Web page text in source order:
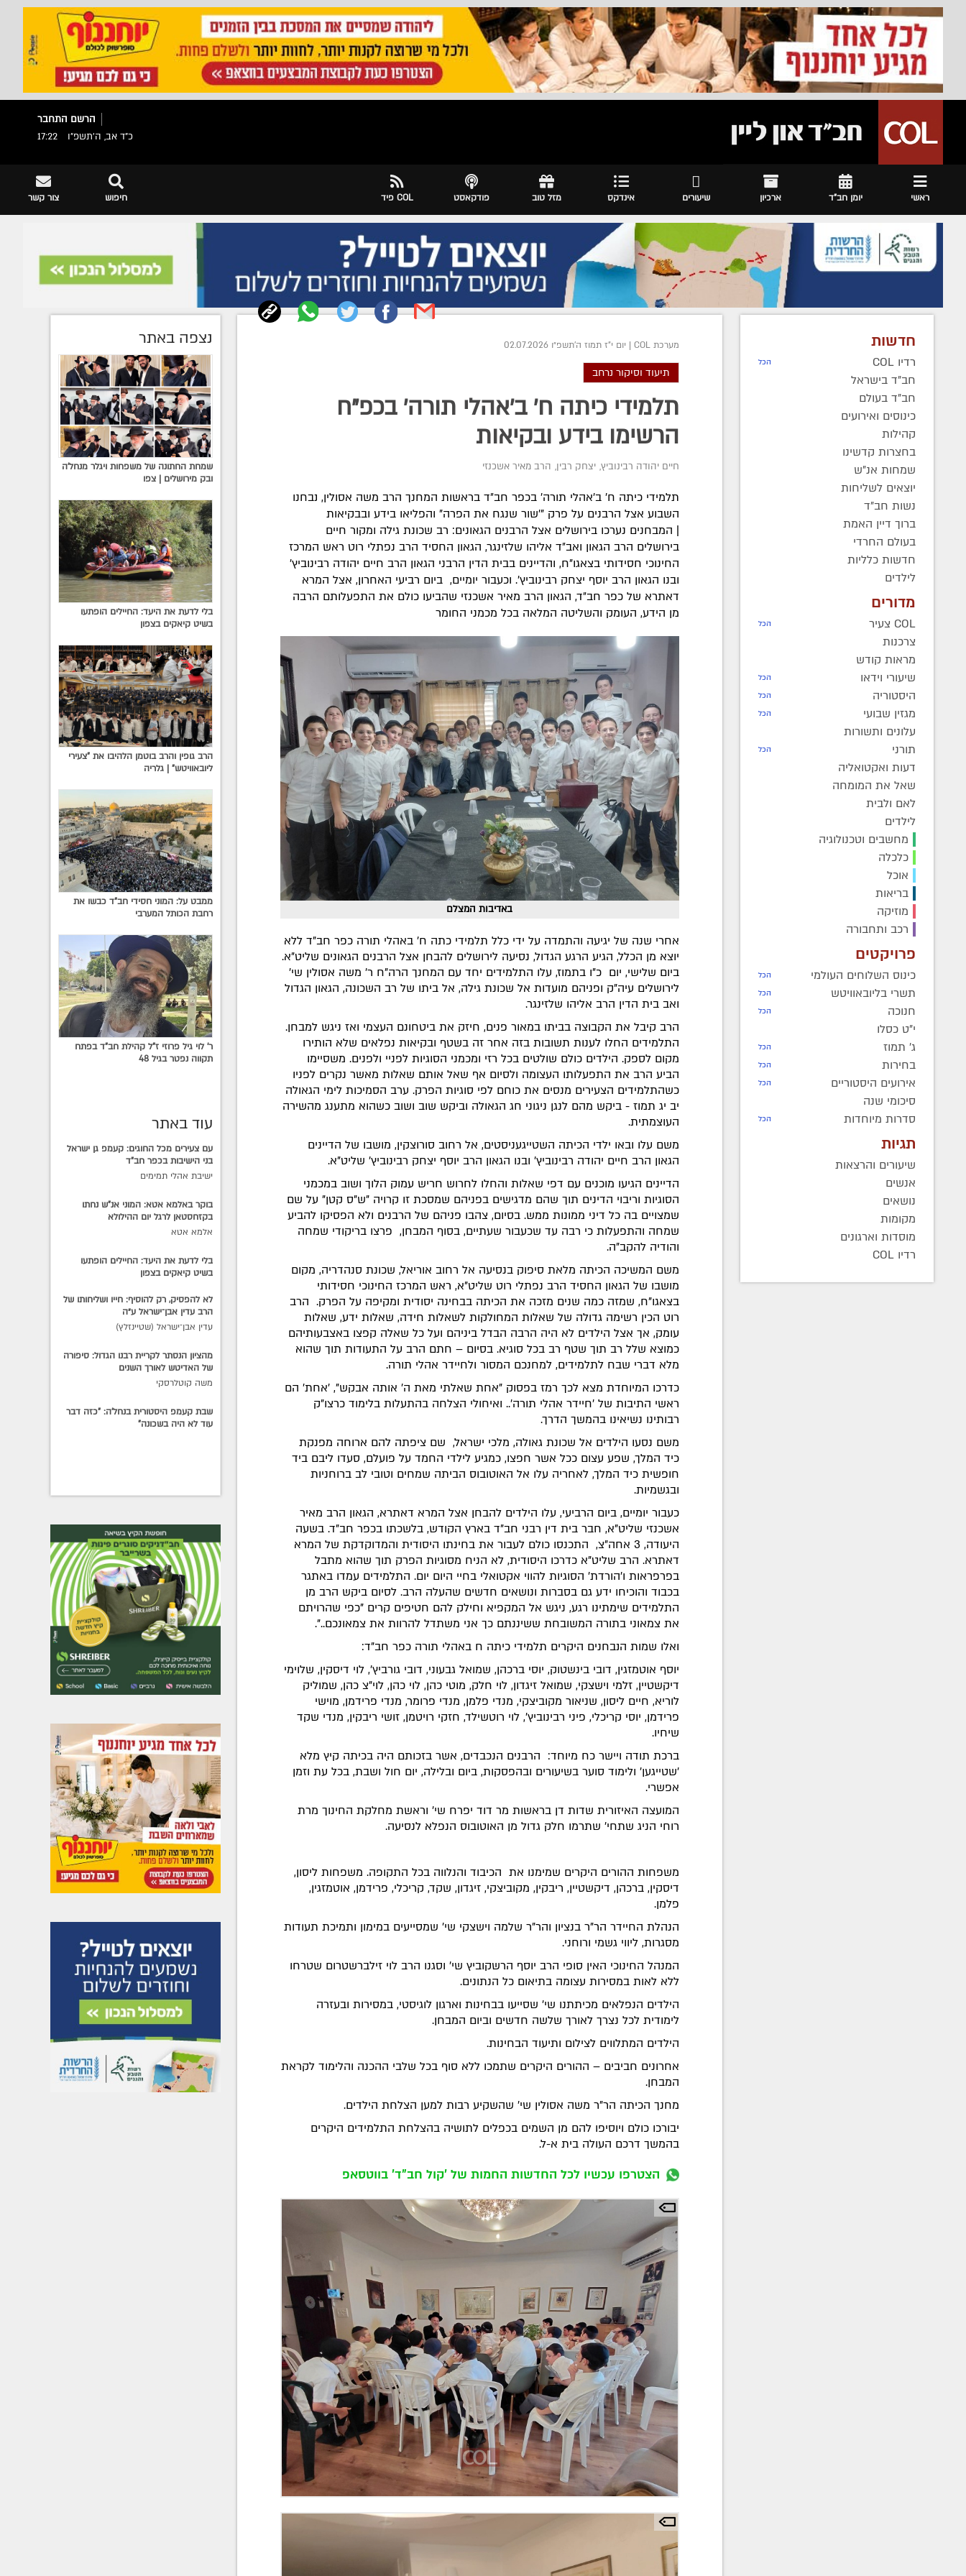
הרשם התחבר
כ"ד אב, ה׳תשפ״ו
17:22
ראשי יומן חב"ד ארכיון שיעורים אינדקס מזל טוב פודקאסט COL פיד צור קשר חיפוש
חדשות
רדיו COL הכל
חב"ד בישראל
חב"ד בעולם
כינוסים ואירועים
קהילות
בחצרות קדשינו
שמחות אנ"ש
יוצאים לשליחות
נשות חב"ד
ברוך דיין האמת
בעולם החרדי
חדשות כלליות
לילדים
מדורים
COL צעיר הכל
צרכנות
מראות קודש
שיעורי וידאו
הכל
היסטוריה הכל
מגזין שבועי הכל
עלונים ותשורות
תורני
הכל
דעות ואקטואליה
שאל את המומחה
לאם ולבית
לילדים
מחשבים וטכנולוגיה
כלכלה
אוכל
בריאות
מוזיקה
רכב ותחבורה
פרויקטים
כינוס השלוחים העולמי הכל
תשרי בליובאוויטש הכל
חנוכה הכל
י"ט כסלו
ג' תמוז
הכל
בחירות הכל
אירועים היסטוריים הכל
סיכומי שנה
סדרות מיוחדות
הכל
תגיות
שיעורים והרצאות
אנשים
נושאים
מקומות
מוסדות וארגונים
רדיו COL
מערכת COL | יום י"ז תמוז ה׳תשפ״ו 02.07.2026
תיעוד וסיקור נרחב
תלמידי כיתה ח' ב'אהלי תורה' בכפ"ח
הרשימו בידע ובקיאות
חיים יהודה רבינוביץ, יצחק רבין, הרב מאיר אשכנזי
תלמידי כיתה ח' ב'אהלי תורה' בכפר חב״ד בראשות המחנך הרב משה אסולין, נבחנו
השבוע אצל הרבנים על פרק "'שור שנגח את הפרה" והפליאו בידע ובבקיאות
| המבחנים נערכו בירושלים אצל הרבנים הגאונים: רב שכונת גילה ומקור חיים
בירושלים הרב הגאון ואב״ד אליהו שלזינגר, הגאון החסיד הרב נפתלי רוט ראש המרכז
החינוכי חסידותי בצאגו"ח, והדיינים בבית הדין הרבני הגאון הרב חיים יהודה רבינוביץ'
ובנו הגאון הרב יוסף יצחק רבינוביץ'. וכעבור יומיים, ביום רביעי האחרון, אצל המרא
דאתרא של כפר חב״ד, הגאון הרב מאיר אשכנזי שהביעו כולם את התפעלותם הרבה
מן הידע, העומק והשליטה המלאה בכל מכמני החומר
באדיבות המצלם
אחרי שנה של יגיעה והתמדה על ידי כלל תלמידי כתה ח' באהלי תורה כפר חב"ד ללא
יוצא מן הכלל, הגיע הרגע הגדול, נסיעה לירושלים להבחן אצל הרבנים הגאונים שליט"א.
ביום שלישי, יום כ"ו בתמוז, עלו התלמידים יחד עם המחנך הרה"ח ר' משה אסולין שי'
לירושלים עיה"ק ופניהם מועדות אל שכונת גילה, אל ביתו של רב השכונה, הגאון הגדול
ואב בית הדין הרב אליהו שלזינגר.
הרב קיבל את הקבוצה בביתו במאור פנים, חיזק את ביטחונם העצמי ואז ניגש למבחן.
התלמידים החלו לענות תשובות בזה אחר זה בשטף ובקיאות נפלאים שלא הותירו
מקום לספק. הילדים כולם שולטים בכל רזי ומכמני הסוגיות לפניי ולפנים. משסיימו
הביע הרב את התפעלותו העצומה ולסיום אף שאל אותם שאלות מאשר נקרים לפניו
כשהתלמידים הצעירים מנסים את כוחם לפי סוגיות הפרק. ערב הסמיכות לימי הגאולה
יב יג תמוז - ביקש מהם לנגן ניגוני חג הגאולה וביקש שוב ושוב כשהוא מתענג מהשירה
העוצמתית.
משם עלו ובאו ילדי הכיתה השטייגעניסטים, אל רחוב סורוצקין, מושבו של הדיינים
הגאון הרב חיים יהודה רבינוביץ' ובנו הגאון הרב יוסף יצחק רבינוביץ' שליט"א.
הדיינים הגיעו מוכנים עם דפי שאלות והחלו לחרוש חריש עמוק הלוך ושוב במכמני
הסוגיות וריבוי הדינים תוך שהם מדגישים בפניהם שמסכת זו קרויה "ש"ס קטן" על שם
שמצויים בה כל דיני ממונות ממש. בסיום, צהבו פניהם של הרבנים ולא הפסיקו להביע
שמחה והתפעלות כי רבה עד שכעבור שעתיים, בסוף המבחן, פרצו בריקודי שמחה
והודיה להקב"ה.
משם המשיכה הכיתה מלאת סיפוק בנסיעה אל רחוב אוריאל, שכונת סנהדריה, מקום
מושבו של הגאון החסיד הרב נפתלי רוט שליט"א, ראש המרכז החינוכי חסידותי
בצאגו"ח, שמזה כמה שנים מזכה את הכיתה בבחינה יסודית ומקיפה על הפרק. הרב
רוט הכין רשימה גדולה של שאלות המחולקות לשאלות חידה, שאלות ידע, שאלות
עומק, אך אצל הילדים לא היה הרבה הבדל ביניהם ועל כל שאלה קפצו באצבעותיהם
כמוצא שלל רב תוך שטף רב בכל סוגיא. בסיום – חתם הרב על התעודות תוך שהוא
מלא דברי שבח לתלמידים, למחנכם המסור ולחיידר אהלי תורה.
כדרכו המיוחדת מצא לכך רמז בפסוק "אחת שאלתי מאת ה' אותה אבקש", 'אחת' הם
ראשי התיבות של 'חיידר אהלי תורה'.. ואיחולי הצלחה בהתעלות בלימוד כרצו"ק
רבותינו נשיאינו בהמשך הדרך.
משם נסעו הילדים אל שכונת גאולה, מלכי ישראל, שם ציפתה להם ארוחה מפנקת
כיד המלך, שפע עצום ככל אשר חפצו, כמגיע לילדי החמד על פועלם, סעדו ליבם ביד
חופשית כיד המלך, לאחריה עלו אל האוטובוס הביתה שמחים וטובי לב ברוחניות
ובגשמיות.
כעבור יומיים, ביום הרביעי, עלו הילדים להבחן אצל המרא דאתרא, הגאון הרב מאיר
אשכנזי שליט"א, חבר בית דין רבני חב"ד בארץ הקודש, בלשכתו בכפר חב"ד. בשעה
היעודה, 3 אחה"צ, התכנסו כולם לעבור את בחינתו היסודית והמדוקדקת של המרא
דאתרא. הרב שליט"א כדרכו היסודית, לא הניח מסוגיות הפרק תוך שהוא מתבל
בפרפראות ו'הורדת' הסוגיות להווי אקטואלי בחיי היום יום. התלמידים עמדו באתגר
בכבוד והוכיחו ידע גם בסברות ונושאים חדשים שהעלה הרב. לסיום ביקש הרב מן
התלמידים שימתינו רגע, ניגש אל המקפיא וחילק להם חטיפים קרים "כפי שהרויתם
את צמאוני בתורה המשובחת ששיננתם כך אני משתדל להרוות את צמאונכם..".
ואלו שמות הנבחנים היקרים תלמידי כיתה ח באהלי תורה כפר חב"ד:
יוסף אוטמזגין, דובי בינשטוק, יוסי ברכהן, שמואל גבעוני, דובי גורביץ', לוי דיסקין, שלוימי
דיקשטיין, זלמי וישצקי, שמואל זיגדון, לוי חלק, מוטי כהן, לוי כהן, לוי"צ כהן, שמוליק
לוריא, חיים ליסון, שניאור מקוביצקי, מנדי פלמן, מנדי פרומר, מנדי פרידמן, מוישי
פרידמן, יוסי קריכלי, פיני רבינוביץ', לוי רוטשילד, חזקי רויטמן, זושי ריבקין, מנדי שקד
שיחיו.
ברכת תודה ויישר כח מיוחד: הרבנים הנכבדים, אשר בזכותם היה בכיתה קיץ מלא
'שטייגען' ולימוד סוער בשיעורים ובהפסקות, ביום ובלילה, יום חול ושבת, בכל עת וזמן
אפשרי.
המועצה האיזורית שדות דן בראשות מר דוד יפרח שי' וראשת מחלקת החינוך מרת
רוחי הניג שתחי' שתרמו חלק גדול מן האוטובוס הנפלא לנסיעה.
משפחות ההורים היקרים שמימנו את הכיבוד והנלווה בכל התקופה. משפחות ליסון,
דיסקין, ברכהן, דיקשטיין, ריבקין, מקוביצקי, זיגדון, שקד, קריכלי, פרידמן, אוטמזגין,
פלמן.
הנהלת החיידר הר"ר בנציון והר"ר שלמה וישצקי שי' שמסייעים במימון ותמיכת תעודות
מסגרות, ליווי גשמי ורוחני.
המנהל החינוכי האין סופי הרב יוסף הרשקוביץ שי' וסגנו הרב לוי זילברשטרום שטרחו
ללא לאות במסירות עצומה בתיאום כל הנתונים.
הילדים הנפלאים מכיתתנו שי' שסייעו בבחינות וארגון לוגיסטי, במסירות ובעזרה
לימודית לכל נצרך לאורך שלשה חדשים וביום המבחן.
הילדים המתלווים לצילום ותיעוד הבחינות.
אחרונים חביבים – ההורים היקרים שתמכו ללא סוף בכל שלבי ההכנה והלימוד לקראת
המבחן.
מחנך הכיתה הר"ר משה אסולין שי' שהשקיע רבות למען הצלחת הילדים.
יבורכו כולם ויוסיפו להם מן השמים בכפלים לתושיה בהצלחת התלמידים היקרים
בהמשך דרכם העולה בית א-ל.
הצטרפו עכשיו לכל החדשות החמות של 'קול חב"ד' בווטסאפ
נצפה באתר
שמחת החתונה של משפחות ויגלר מנחל'ה
ובק מירושלים | צפו
בלי לדעת את היעד: החיילים הופתעו
בשיט קיאקים בצפון
הרב גופין והרב בוטמן הלהיבו את "צעירי
ליובאוויטש" | גלריה
ממבט על: המוני חסידי חב"ד כבשו את
רחבת הכותל המערבי
ר' לוי גיל פרוזי ז"ל קהילת חב"ד בפתח
תקווה נפטר בגיל 48
עוד באתר
עם צעירים מכל החוגים: קעמפ גן ישראל
בני הישיבות בכפר חב"ד
ישיבת אהלי תמימים
בוקר באלמא אטא: המוני אנ"ש נחתו
בקזחסטאן לרגל יום ההילולא
אלמא אטא
בלי לדעת את היעד: החיילים הופתעו
בשיט קיאקים בצפון
לא להפסיק, רק להוסיף: חייו ושליחותו של
הרב עדין אבן־ישראל ע״ה
עדין אבן־ישראל (שטיינזלץ)
מהציון הנסתר לקריית רבנו הגדול: סיפורה
של האדיטש לאורך השנים
משה קוטלרסקי
שבת קעמפ היסטורית בנחל'ה: "כזה דבר
עוד לא היה בשכונה"